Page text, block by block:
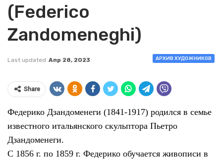
(Federico
Zandomeneghi)
АРХИВ ХУДОЖНИКОВ
Last updated Апр 28, 2023
Share
Федерико Дзандоменеги (1841-1917) родился в семье
известного итальянского скульптора Пьетро
Дзандоменеги.
С 1856 г. по 1859 г. Федерико обучается живописи в